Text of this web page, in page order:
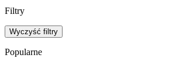
Filtry
Wyczyść filtry
Popularne